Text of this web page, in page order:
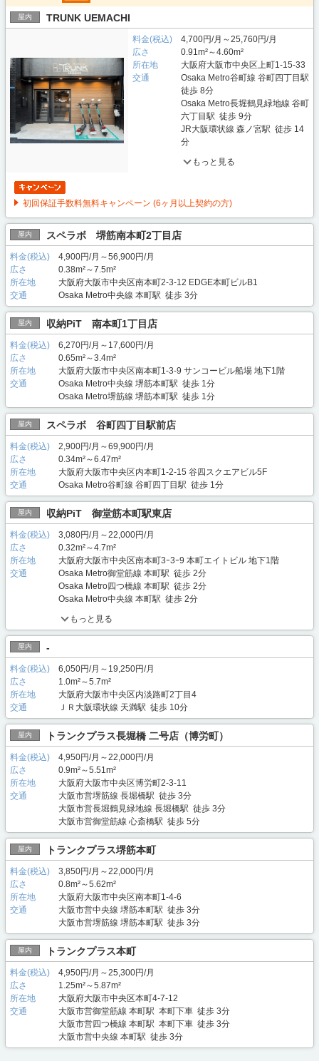
屋内 TRUNK UEMACHI
料金(税込)
4,700円/月～25,760円/月
広さ
0.91m²～4.60m²
所在地
大阪府大阪市中央区上町1-15-33
交通
Osaka Metro谷町線 谷町四丁目駅
徒歩 8分
Osaka Metro長堀鶴見緑地線 谷町
六丁目駅 徒歩 9分
JR大阪環状線 森ノ宮駅 徒歩 14
分
もっと見る
初回保証手数料無料キャンペーン (6ヶ月以上契約の方)
屋内 スペラボ 堺筋南本町2丁目店
料金(税込)
4,900円/月～56,900円/月
広さ
0.38m²～7.5m²
所在地
大阪府大阪市中央区南本町2-3-12 EDGE本町ビルB1
交通
Osaka Metro中央線 本町駅 徒歩 3分
屋内 収納PiT 南本町1丁目店
料金(税込)
6,270円/月～17,600円/月
広さ
0.65m²～3.4m²
所在地
大阪府大阪市中央区南本町1-3-9 サンコービル船場 地下1階
交通
Osaka Metro中央線 堺筋本町駅 徒歩 1分
Osaka Metro堺筋線 堺筋本町駅 徒歩 1分
屋内 スペラボ 谷町四丁目駅前店
料金(税込)
2,900円/月～69,900円/月
広さ
0.34m²～6.47m²
所在地
大阪府大阪市中央区内本町1-2-15 谷四スクエアビル5F
交通
Osaka Metro谷町線 谷町四丁目駅 徒歩 1分
屋内 収納PiT 御堂筋本町駅東店
料金(税込)
3,080円/月～22,000円/月
広さ
0.32m²～4.7m²
所在地
大阪府大阪市中央区南本町3ｰ3ｰ9 本町エイトビル 地下1階
交通
Osaka Metro御堂筋線 本町駅 徒歩 2分
Osaka Metro四つ橋線 本町駅 徒歩 2分
Osaka Metro中央線 本町駅 徒歩 2分
もっと見る
屋内 -
料金(税込)
6,050円/月～19,250円/月
広さ
1.0m²～5.7m²
所在地
大阪府大阪市中央区内淡路町2丁目4
交通
ＪＲ大阪環状線 天満駅 徒歩 10分
屋内 トランクプラス長堀橋 二号店（博労町）
料金(税込)
4,950円/月～22,000円/月
広さ
0.9m²～5.51m²
所在地
大阪府大阪市中央区博労町2-3-11
交通
大阪市営堺筋線 長堀橋駅 徒歩 3分
大阪市営長堀鶴見緑地線 長堀橋駅 徒歩 3分
大阪市営御堂筋線 心斎橋駅 徒歩 5分
屋内 トランクプラス堺筋本町
料金(税込)
3,850円/月～22,000円/月
広さ
0.8m²～5.62m²
所在地
大阪府大阪市中央区南本町1-4-6
交通
大阪市営中央線 堺筋本町駅 徒歩 3分
大阪市営堺筋線 堺筋本町駅 徒歩 3分
屋内 トランクプラス本町
料金(税込)
4,950円/月～25,300円/月
広さ
1.25m²～5.87m²
所在地
大阪府大阪市中央区本町4-7-12
交通
大阪市営御堂筋線 本町駅 本町下車 徒歩 3分
大阪市営四つ橋線 本町駅 本町下車 徒歩 3分
大阪市営中央線 本町駅 徒歩 3分